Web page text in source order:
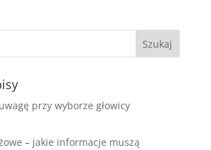
przy wyborze głowicy
– jakie informacje muszą